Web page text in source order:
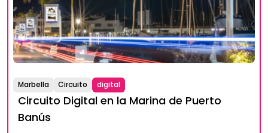
Marbella Circuito digital
Circuito Digital en la Marina de Puerto
Banús